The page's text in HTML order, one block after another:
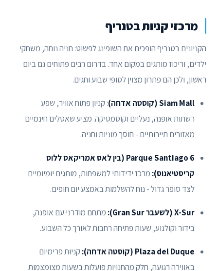
מרכזי קניות בטנריף
הקניונים בטנריף הופכים את השופינג לפשוט: חניה נוחה, משחקי
ילדים, וריכוז מותגים במקום אחד. בדרום רבים פתוחים גם ביום
ראשון, ולכן הם פתרון מצוין לסופי שבוע וחגים.
Siam Mall (קוסטה אדחה)
: קניון פתוח אוויר, שפע
רשתות אופנה, נעליים וקוסמטיקה. מציע שאטלים חינמיים
מאזורים תיירותיים - חוסך מוניות וחניה.
Parque Santiago 6 (בין לאס אמריקאס ללוס
קריסטיאנוס): מרכז ידידותי למשפחות, מותגים יומיומיים
לצד סופר גדול - נוח להשלמות באמצע יום חופים.
X-Sur (לשעבר Gran Sur):
מתחם מודרני עם אופנה,
בידור וקולנוע, שעות פתיחה רחבות לאורך כל השבוע.
Plaza del Duque (קוסטה אדחה):
קניות פרימיום
באווירה רגועה, חלק מהחנויות פועלות בשעות מצומצמות